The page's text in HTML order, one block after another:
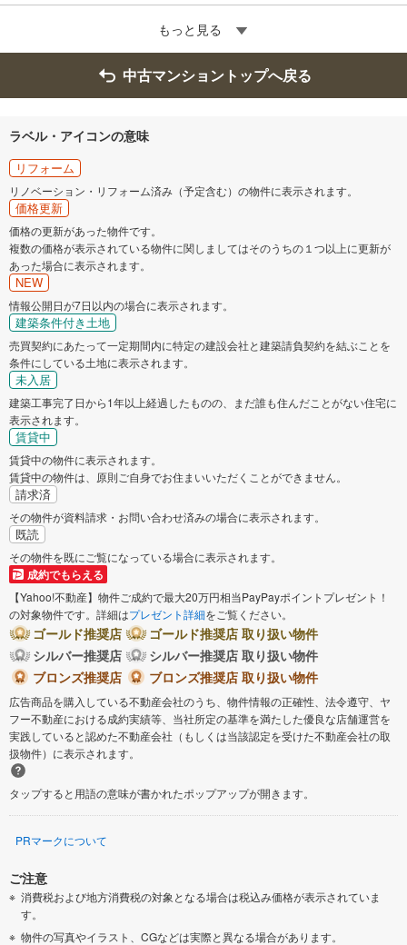
もっと見る
中古マンショントップへ戻る
ラベル・アイコンの意味
リフォーム
リノベーション・リフォーム済み（予定含む）の物件に表示されます。
価格更新
価格の更新があった物件です。
複数の価格が表示されている物件に関しましてはそのうちの１つ以上に更新が
あった場合に表示されます。
NEW
情報公開日が7日以内の場合に表示されます。
建築条件付き土地
売買契約にあたって一定期間内に特定の建設会社と建築請負契約を結ぶことを
条件にしている土地に表示されます。
未入居
建築工事完了日から1年以上経過したものの、まだ誰も住んだことがない住宅に
表示されます。
賃貸中
賃貸中の物件に表示されます。
賃貸中の物件は、原則ご自身でお住まいいただくことができません。
請求済
その物件が資料請求・お問い合わせ済みの場合に表示されます。
既読
その物件を既にご覧になっている場合に表示されます。
成約でもらえる
【Yahoo!不動産】物件ご成約で最大20万円相当PayPayポイントプレゼント！
の対象物件です。詳細はプレゼント詳細をご覧ください。
ゴールド推奨店
ゴールド推奨店 取り扱い物件
シルバー推奨店
シルバー推奨店 取り扱い物件
ブロンズ推奨店
ブロンズ推奨店 取り扱い物件
広告商品を購入している不動産会社のうち、物件情報の正確性、法令遵守、ヤ
フー不動産における成約実績等、当社所定の基準を満たした優良な店舗運営を
実践していると認めた不動産会社（もしくは当該認定を受けた不動産会社の取
扱物件）に表示されます。
タップすると用語の意味が書かれたポップアップが開きます。
PRマークについて
ご注意
消費税および地方消費税の対象となる場合は税込み価格が表示されていま
す。
物件の写真やイラスト、CGなどは実際と異なる場合があります。